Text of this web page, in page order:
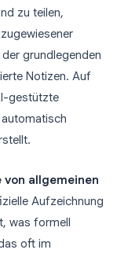
zu teilen,
grundlegenden
Notizen. Auf
gestützte
allgemeinen
Aufzeichnung
was formell
oft im